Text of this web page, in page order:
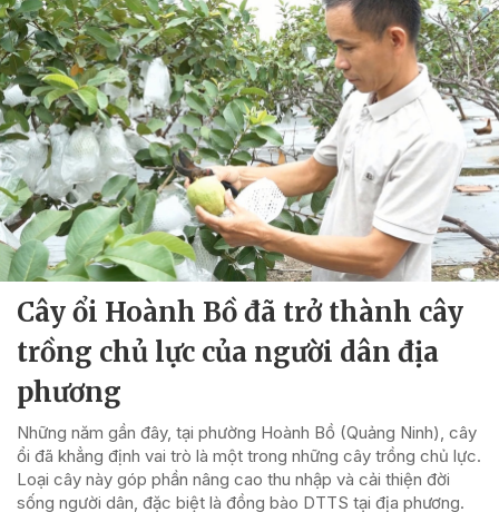
Cây ổi Hoành Bồ đã trở thành cây
trồng chủ lực của người dân địa
phương
Những năm gần đây, tại phường Hoành Bồ (Quảng Ninh), cây
ổi đã khẳng định vai trò là một trong những cây trồng chủ lực.
Loại cây này góp phần nâng cao thu nhập và cải thiện đời
sống người dân, đặc biệt là đồng bào DTTS tại địa phương.